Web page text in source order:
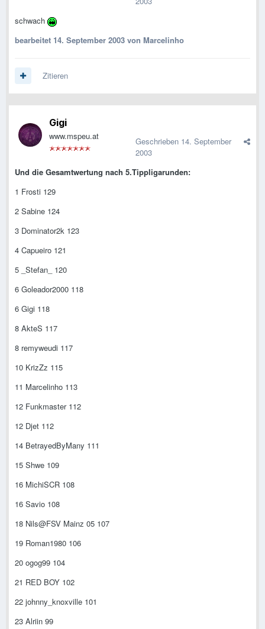
schwach
bearbeitet 14. September 2003 von Marcelinho
Zitieren
Gigi
www.mspeu.at Geschrieben 14. September
2003
Und die Gesamtwertung nach 5.Tippligarunden:
1 Frosti 129
2 Sabine 124
3 Dominator2k 123
4 Capueiro 121
5 _Stefan_ 120
6 Goleador2000 118
6 Gigi 118
8 AkteS 117
8 remyweudi 117
10 KrizZz 115
11 Marcelinho 113
12 Funkmaster 112
12 Djet 112
14 BetrayedByMany 111
15 Shwe 109
16 MichiSCR 108
16 Savio 108
18 Nils@FSV Mainz 05 107
19 Roman1980 106
20 ogog99 104
21 RED BOY 102
22 johnny_knoxville 101
23 Alriin 99